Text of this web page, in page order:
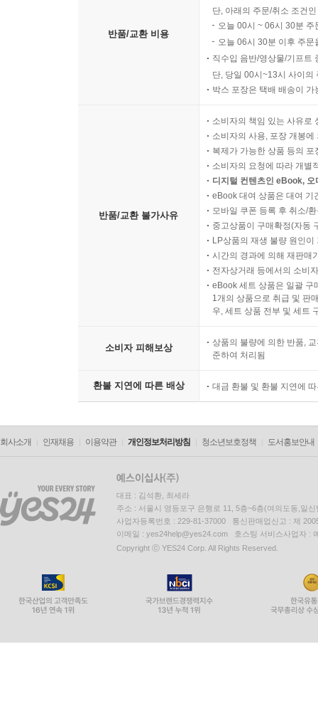
반품/교환 비용
단, 아래의 주문/취소 조건
오늘 00시 ~ 06시 30분
오늘 06시 30분 이후 주
직수입 음반/영상물/기프트
단, 당일 00시~13시 사이의
박스 포장은 택배 배송이
반품/교환 불가사유
소비자의 책임 있는 사유로
소비자의 사용, 포장 개봉
복제가 가능한 상품 등의
소비자의 요청에 따라 개별
디지털 컨텐츠인 eBook,
eBook 대여 상품은 대여 기
모바일 쿠폰 등록 후 취소/
중고상품이 구매확정(자동
LP상품의 재생 불량 원인
시간의 경과에 의해 재판매
전자상거래 등에서의 소비
eBook 세트 상품은 일괄 구
1개의 상품으로 취급 및 판
우, 세트 상품 전부 및 세트
소비자 피해보상
상품의 불량에 의한 반품,
준하여 처리됨
환불 지연에 따른 배상 대금 환불 및 환불 지연에
회사소개 인재채용 이용약관 개인정보처리방침 청소년보호정책 도서홍보안내
대표 : 김석환, 최세라
주소 : 서울시 영등포구 은행로 11, 5층~6층(여의도동,일신
사업자등록번호 : 229-81-37000 통신판매업신고 : 제
이메일 : yes24help@yes24.com 호스팅 서비스사업자 :
Copyright ⓒ YES24 Corp. All Rights Reserved.